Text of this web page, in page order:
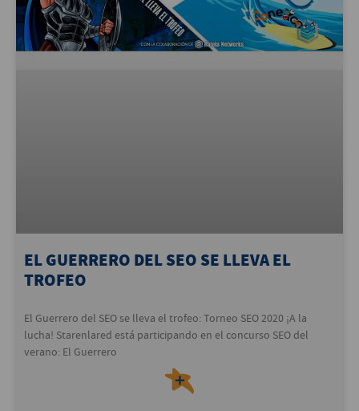
EL GUERRERO DEL SEO SE LLEVA EL
TROFEO
El Guerrero del SEO se lleva el trofeo: Torneo SEO 2020 ¡A la
lucha! Starenlared está participando en el concurso SEO del
verano: El Guerrero
＋